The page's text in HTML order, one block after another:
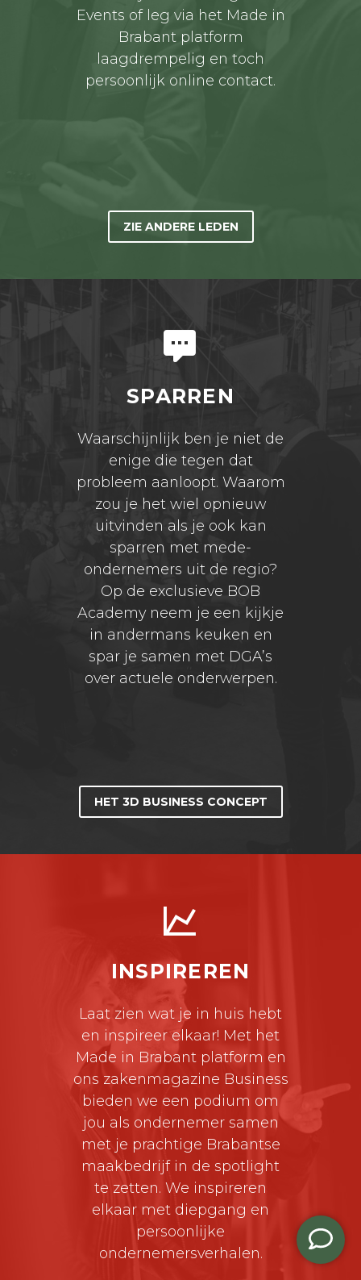
Events of leg via het Made in
Brabant platform
laagdrempelig en toch
persoonlijk online contact.
ZIE ANDERE LEDEN

SPARREN
Waarschijnlijk ben je niet de
enige die tegen dat
probleem aanloopt. Waarom
zou je het wiel opnieuw
uitvinden als je ook kan
sparren met mede-
ondernemers uit de regio?
Op de exclusieve BOB
Academy neem je een kijkje
in andermans keuken en
spar je samen met DGA’s
over actuele onderwerpen.
HET 3D BUSINESS CONCEPT

INSPIREREN
Laat zien wat je in huis hebt
en inspireer elkaar! Met het
Made in Brabant platform en
ons zakenmagazine Business
bieden we een podium om
jou als ondernemer samen
met je prachtige Brabantse
maakbedrijf in de spotlight
te zetten. We inspireren
elkaar met diepgang en
persoonlijke
ondernemersverhalen.